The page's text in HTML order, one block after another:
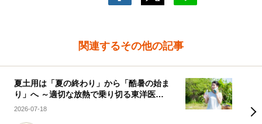
関連するその他の記事
夏土用は「夏の終わり」から「酷暑の始ま
り」へ ～適切な放熱で乗り切る東洋医学
の知恵～
2026-07-18